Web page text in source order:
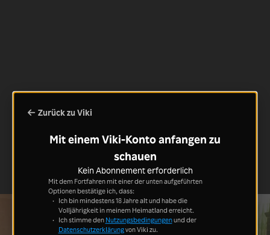
Zurück zu Viki
Mit einem Viki-Konto anfangen zu
schauen
Kein Abonnement erforderlich
Mit dem Fortfahren mit einer der unten aufgeführten
Optionen bestätige ich, dass:
Ich bin mindestens 18 Jahre alt und habe die
Volljährigkeit in meinem Heimatland erreicht.
Ich stimme den Nutzungsbedingungenund der
Datenschutzerklärungvon Viki zu.